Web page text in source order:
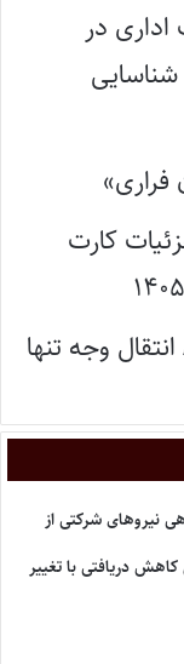
در
کارت
وجه تنها
نیروهای شرکتی از
دریافتی با تغییر